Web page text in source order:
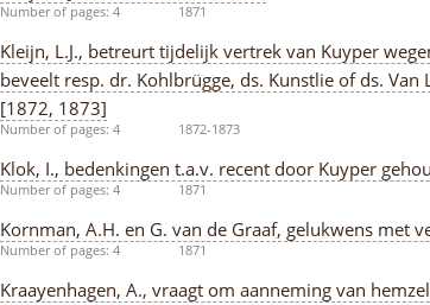
Number of pages: 4 1871
Kleijn, L.J., betreurt tijdelijk vertrek van Kuyper
beveelt resp. dr. Kohlbrügge, ds. Kunstlie of ds. Van
[1872, 1873]
Number of pages: 4 1872-1873
Klok, I., bedenkingen t.a.v. recent door Kuyper
Number of pages: 4 1871
Kornman, A.H. en G. van de Graaf, gelukwens met
Number of pages: 4 1871
Kraayenhagen, A., vraagt om aanneming van